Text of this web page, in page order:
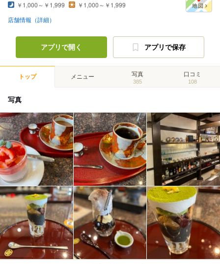
￥1,000～￥1,999 ￥1,000～￥1,999
店舗情報（詳細）
アプリで開く アプリで保存
トップ メニュー 写真
385
口コミ
108
写真